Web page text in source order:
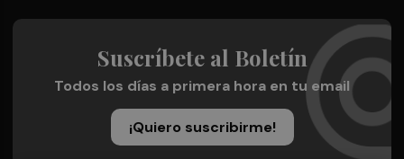
Suscríbete al Boletín
Todos los días a primera hora en tu email
¡Quiero suscribirme!